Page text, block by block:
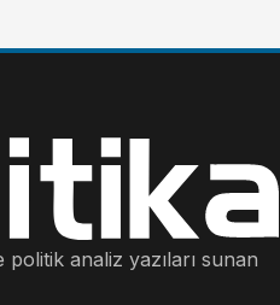
analiz yazıları sunan